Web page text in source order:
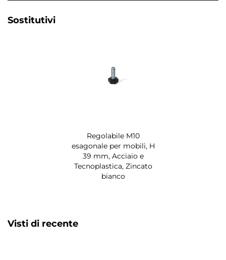
Sostitutivi
Regolabile M10
esagonale per mobili, H
39 mm, Acciaio e
Tecnoplastica, Zincato
bianco
Visti di recente